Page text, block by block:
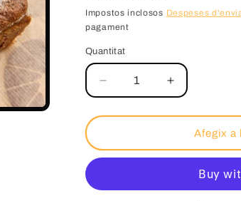
Impostos inclosos Despeses
pagament
Quantitat
Reduir Augmentar
Afegix a